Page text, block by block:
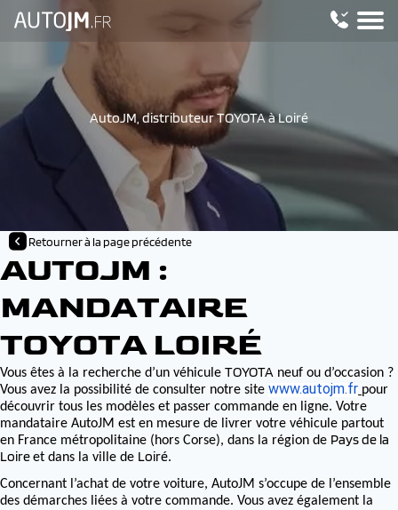
AutoJM, distributeur TOYOTA à Loiré
Retourner à la page précédente
AUTOJM :
MANDATAIRE
TOYOTA LOIRÉ
Vous êtes à la recherche d’un véhicule TOYOTA neuf ou d’occasion ?
Vous avez la possibilité de consulter notre site www.autojm.fr pour
découvrir tous les modèles et passer commande en ligne. Votre
mandataire AutoJM est en mesure de livrer votre véhicule partout
en France métropolitaine (hors Corse), dans la région de Pays de la
Loireet dans la ville de Loiré.
Concernant l’achat de votre voiture, AutoJM s’occupe de l’ensemble
des démarches liées à votre commande. Vous avez également la